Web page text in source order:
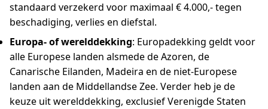
standaard verzekerd voor maximaal € 4.000,- tegen
beschadiging, verlies en diefstal.
Europa- of werelddekking: Europadekking geldt voor
alle Europese landen alsmede de Azoren, de
Canarische Eilanden, Madeira en de niet-Europese
landen aan de Middellandse Zee. Verder heb je de
keuze uit werelddekking, exclusief Verenigde Staten